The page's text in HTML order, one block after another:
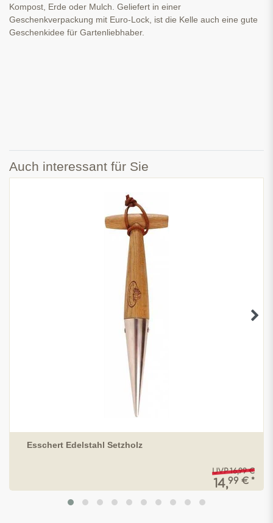
Kompost, Erde oder Mulch. Geliefert in einer
Geschenkverpackung mit Euro-Lock, ist die Kelle auch eine gute
Geschenkidee für Gartenliebhaber.
Auch interessant für Sie
Esschert Edelstahl Setzholz
UVP 16,99 €
14,99 € *